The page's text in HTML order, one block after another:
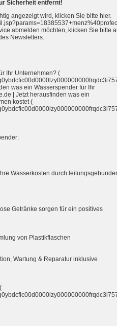
Sicherheit entfernt!
angezeigt wird, klicken Sie bitte hier.
abmelden möchten, klicken Sie bitte
Newsletters.
Ihr Unternehmen? (
was ein Wasserspender für Ihr
| Jetzt herausfinden was ein
kostet (
Wasserkosten durch
Getränke sorgen für ein positives
von Plastikflaschen
Wartung & Reparatur inklusive